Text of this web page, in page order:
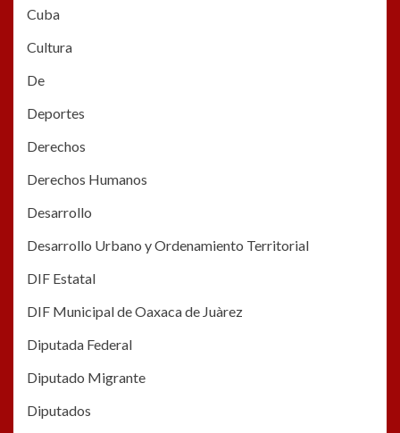
Cuba
Cultura
De
Deportes
Derechos
Derechos Humanos
Desarrollo
Desarrollo Urbano y Ordenamiento Territorial
DIF Estatal
DIF Municipal de Oaxaca de Juàrez
Diputada Federal
Diputado Migrante
Diputados